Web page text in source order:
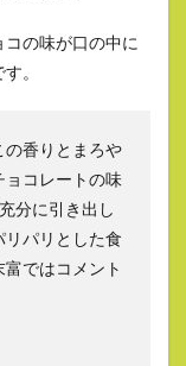
の味が口の中に
。
の香りとまろや
ョコレートの味
分に引き出し
パリとした食
ではコメント